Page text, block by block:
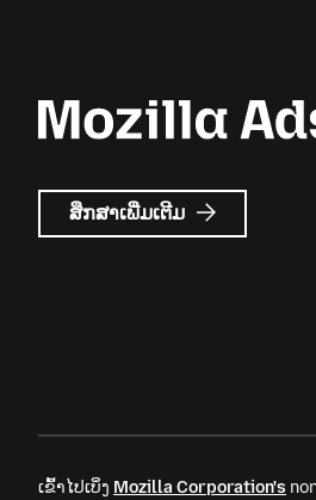
ສຶກສາເພີ່ມເຕີມ ກ່ຽວກັບ
Mozilla
ເຂົ້າໄປເບິ່ງ Mozilla Corporation's